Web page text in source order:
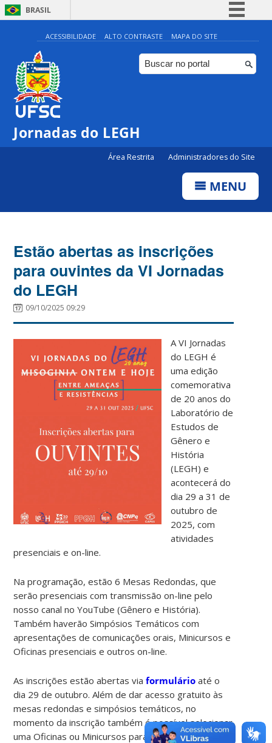
BRASIL
Simplifique!
Comunica BR
Participe
ACESSIBILIDADE ALTO CONTRASTE MAPA DO SITE
Jornadas do LEGH
Área Restrita Administradores do Site
MENU
Estão abertas as inscrições
para ouvintes da VI Jornadas
do LEGH
09/10/2025 09:29
A VI Jornadas
do LEGH é
uma edição
comemorativa
de 20 anos do
Laboratório de
Estudos de
Gênero e
História
(LEGH) e
acontecerá do
dia 29 a 31 de
outubro de
2025, com
atividades
presenciais e on-line.
Na programação, estão 6 Mesas Redondas, que
serão presenciais com transmissão on-line pelo
nosso canal no YouTube (Gênero e História).
Também haverão Simpósios Temáticos com
apresentações de comunicações orais, Minicursos e
Oficinas presenciais e outros on-line.
As inscrições estão abertas viaformulário até o
dia 29 de outubro. Além de dar acesso gratuito às
mesas redondas e simpósios temáticos, no
momento da inscrição também é possível selecionar
uma Oficinas ou Minicursos para participar. São 6